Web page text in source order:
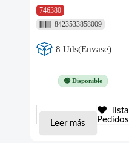
746380
8423533858009
8 Uds(Envase)
🟢 Disponible
Leer más
lista
Pedidos